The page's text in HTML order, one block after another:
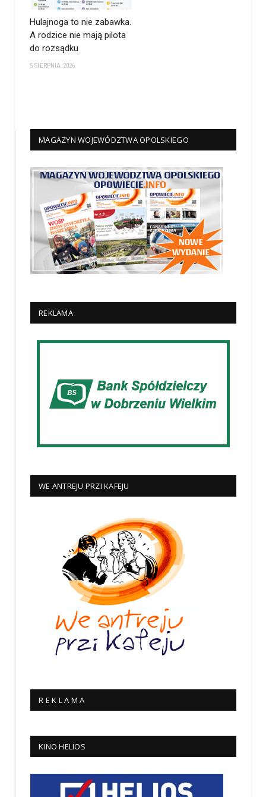
Hulajnoga to nie zabawka.
A rodzice nie mają pilota
do rozsądku
5 SIERPNIA 2026
MAGAZYN WOJEWÓDZTWA OPOLSKIEGO
REKLAMA
WE ANTREJU PRZI KAFEJU
R E K L A M A
KINO HELIOS